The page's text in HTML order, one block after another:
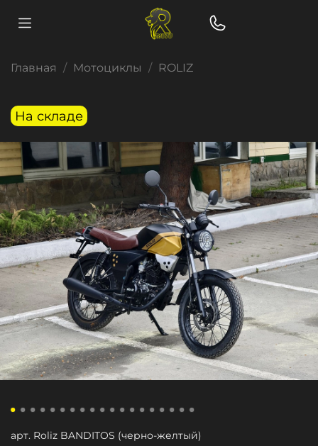
Главная Мотоциклы ROLIZ
На складе
арт. Roliz BANDITOS (черно-желтый)